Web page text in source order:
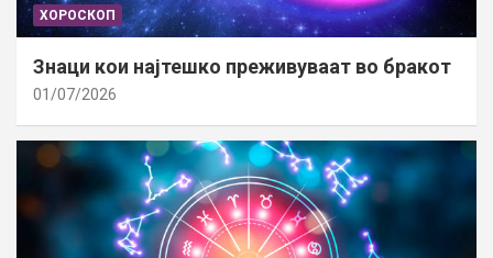
ХОРОСКОП
Знаци кои најтешко преживуваат во бракот
01/07/2026